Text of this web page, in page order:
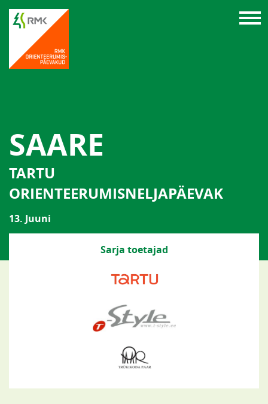
SAARE
TARTU
ORIENTEERUMISNELJAPÄEVAK
13. Juuni
Sarja toetajad